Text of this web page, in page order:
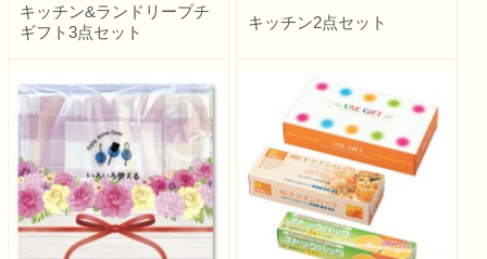
キッチン&ランドリープチ
ギフト3点セット
キッチン2点セット